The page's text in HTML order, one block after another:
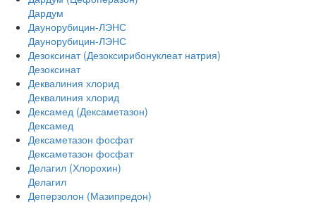
Дардум
Даунорубицин-ЛЭНС
Даунорубицин-ЛЭНС
Дезоксинат (Дезоксирибонуклеат натрия)
Дезоксинат
Деквалиния хлорид
Деквалиния хлорид
Дексамед (Дексаметазон)
Дексамед
Дексаметазон фосфат
Дексаметазон фосфат
Делагил (Хлорохин)
Делагил
Деперзолон (Мазипредон)